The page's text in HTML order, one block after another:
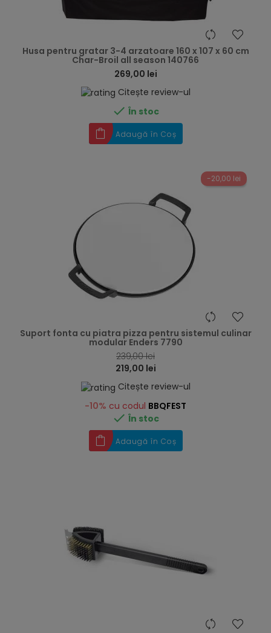
Husa pentru gratar 3-4 arzatoare 160 x 107 x 60 cm
Char-Broil all season 140766
269,00 lei
Citește review-ul
 În stoc
Adaugă în Coș
-20,00 lei
Suport fonta cu piatra pizza pentru sistemul culinar
modular Enders 7790
239,00 lei
219,00 lei
Citește review-ul
-10% cu codul BBQFEST
 În stoc
Adaugă în Coș